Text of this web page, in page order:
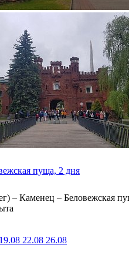
пуща, 2 дня
– Каменец – Беловежская
19.08 22.08 26.08